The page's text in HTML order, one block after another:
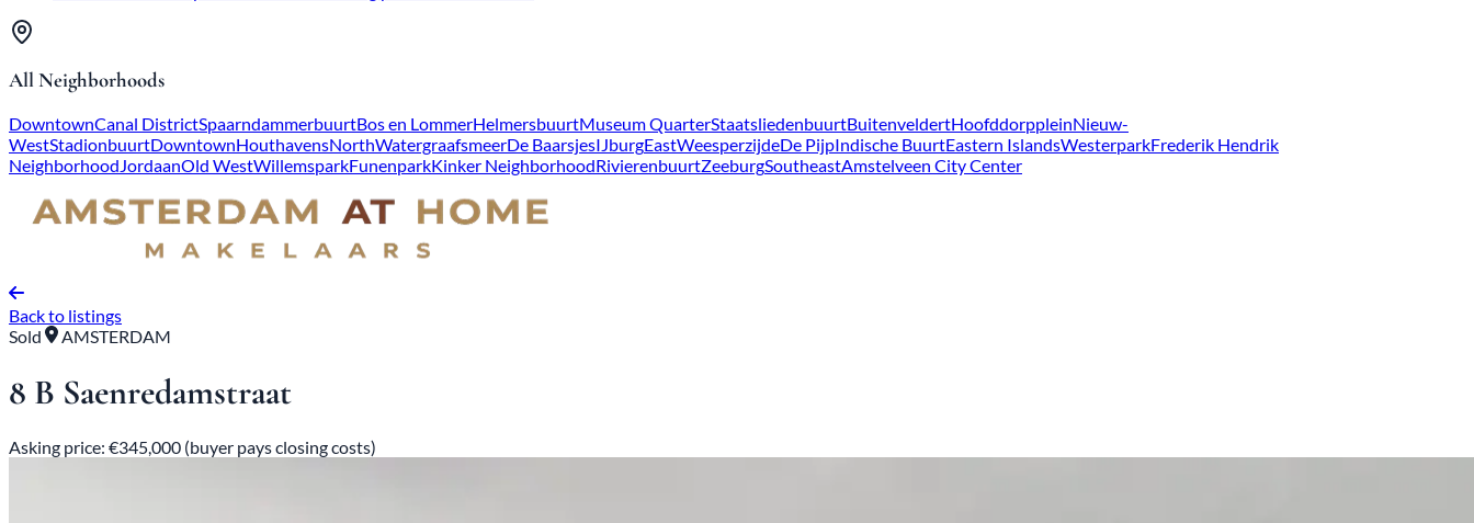
All Neighborhoods
DowntownCanal DistrictSpaarndammerbuurtBos en LommerHelmersbuurtMuseum QuarterStaatsliedenbuurtBuitenveldertHoofddorppleinNieuw-
WestStadionbuurtDowntownHouthavensNorthWatergraafsmeerDe BaarsjesIJburgEastWeesperzijdeDe PijpIndische BuurtEastern IslandsWesterparkFrederik Hendrik
NeighborhoodJordaanOld WestWillemsparkFunenparkKinker NeighborhoodRivierenbuurtZeeburgSoutheastAmstelveen City Center
Back to listings
Sold
AMSTERDAM
8 B Saenredamstraat
Asking price: €345,000 (buyer pays closing costs)